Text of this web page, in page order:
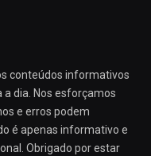
conteúdos informativos
dia. Nos esforçamos
e erros podem
é apenas informativo e
Obrigado por estar